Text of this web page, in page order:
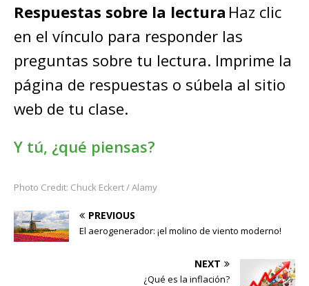
Respuestas sobre la lectura Haz clic
en el vínculo para responder las
preguntas sobre tu lectura. Imprime la
página de respuestas o súbela al sitio
web de tu clase.
Y tú, ¿qué piensas?
Photo Credit: Chuck Eckert / Alamy
PREVIOUS
El aerogenerador: ¡el molino de viento moderno!
NEXT
¿Qué es la inflación?